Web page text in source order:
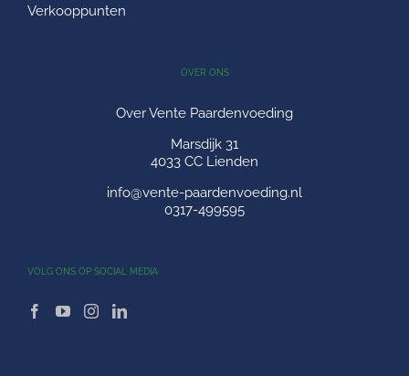
Verkooppunten
OVER ONS
Over Vente Paardenvoeding
Marsdijk 31
4033 CC Lienden
info@vente-paardenvoeding.nl
0317-499595
VOLG ONS OP SOCIAL MEDIA